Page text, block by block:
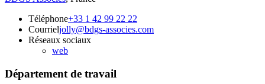
Téléphone+33 1 42 99 22 22
Courrieljolly@bdgs-associes.com
Réseaux sociaux
web
Département de travail